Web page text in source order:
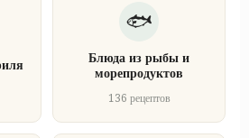
Блюда из рыбы и
морепродуктов
136 рецептов